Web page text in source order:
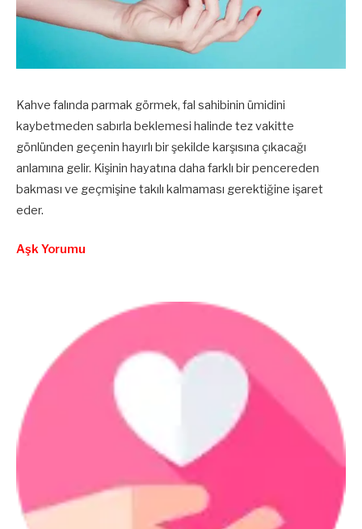
Kahve falında parmak görmek, fal sahibinin ümidini
kaybetmeden sabırla beklemesi halinde tez vakitte
gönlünden geçenin hayırlı bir şekilde karşısına çıkacağı
anlamına gelir. Kişinin hayatına daha farklı bir pencereden
bakması ve geçmişine takılı kalmaması gerektiğine işaret
eder.
Aşk Yorumu